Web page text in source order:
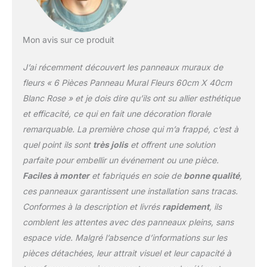
couleurs, il simule la
roses. Grâce à leur
caractère artificiel, nous
n'avons pas à nous
soucier de leurs soins de
BRICOLAGE: En ce qui
concerne les amateurs
de bricolage, le mur floral
peut vous fournir plus
d'idées pour réaliser de
magnifiques œuvres. J'ai
adoré la facilité avec
laquelle il est possible de
manipuler le panneau de
fleurs pour obtenir le
Mon avis sur ce produit
J’ai récemment découvert les panneaux muraux de
fleurs « 6 Pièces Panneau Mural Fleurs 60cm X 40cm
Blanc Rose » et je dois dire qu’ils ont su allier esthétique
et efficacité, ce qui en fait une décoration florale
remarquable. La première chose qui m’a frappé, c’est à
quel point ils sont très joliset offrent une solution
parfaite pour embellir un événement ou une pièce.
Faciles à monteret fabriqués en soie de bonne qualité,
ces panneaux garantissent une installation sans tracas.
Conformes à la description et livrés rapidement, ils
comblent les attentes avec des panneaux pleins, sans
espace vide. Malgré l’absence d’informations sur les
pièces détachées, leur attrait visuel et leur capacité à